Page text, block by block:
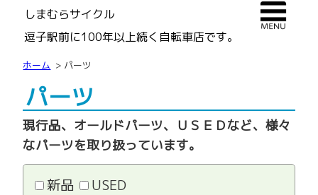
しまむらサイクル
逗子駅前に100年以上続く自転車店です。
ホーム パーツ
パーツ
現行品、オールドパーツ、ＵＳＥＤなど、様々
なパーツを取り扱っています。
新品
USED